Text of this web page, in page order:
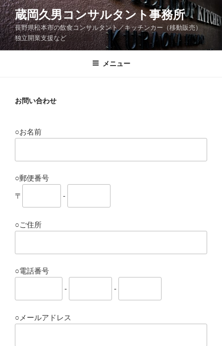
コ
ン
テ
ン
ツ
蔵岡久男コンサルタント事務所
長野県松本市の飲食コンサルタント／キッチンカー（移動販売）
独立開業支援など
メニュー
お問い合わせ
○お名前
○郵便番号
〒 -
○ご住所
○電話番号
- -
○メールアドレス